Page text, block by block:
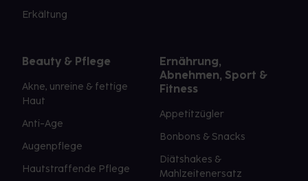
Erkältung
Beauty & Pflege
Akne, unreine & fettige
Haut
Anti-Age
Augenpflege
Hautstraffende Pflege
Ernährung,
Abnehmen, Sport &
Fitness
Appetitzügler
Bonbons & Snacks
Diätshakes &
Mahlzeitenersatz